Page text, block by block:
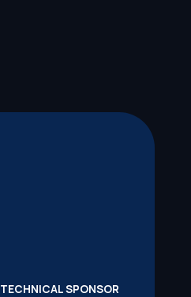
TECHNICAL SPONSOR